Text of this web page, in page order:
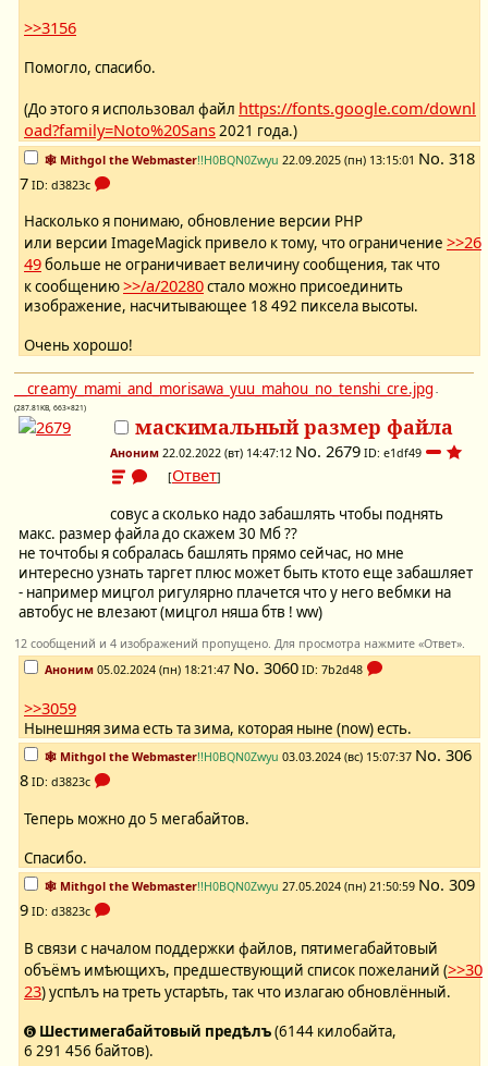
>>3156
Помогло, спасибо.
(До этого я использовал файл https://fonts.google.com/downl
oad?family=Noto%20Sans2021 года.)
🕸️ Mithgol the Webmaster!!H0BQN0Zwyu 22.09.2025 (пн) 13:15:01 No. 318
7 ID: d3823c
Насколько я понимаю, обновление версии PHP
или версии ImageMagick привело к тому, что ограничение >>26
49больше не ограничивает величину сообщения, так что
к сообщению>>/a/20280стало можно присоединить
изображение, насчитывающее 18 492 пиксела высоты.
Очень хорошо!
__creamy_mami_and_morisawa_yuu_mahou_no_tenshi_cre.jpg -
(287.81KB, 663×821)
маскимальный размер файла
Аноним 22.02.2022 (вт) 14:47:12 No. 2679 ID: e1df49
[Ответ]
совус а сколько надо забашлять чтобы поднять
макс. размер файла до скажем 30 Мб ??
не точтобы я собралась башлять прямо сейчас, но мне
интересно узнать таргет плюс может быть ктото еще забашляет
- например мицгол ригулярно плачется что у него вебмки на
автобус не влезают (мицгол няша бтв ! ww)
12 сообщений и 4 изображений пропущено. Для просмотра нажмите «Ответ».
Аноним 05.02.2024 (пн) 18:21:47 No. 3060 ID: 7b2d48
>>3059
Нынешняя зима есть та зима, которая ныне (now) есть.
🕸️ Mithgol the Webmaster!!H0BQN0Zwyu 03.03.2024 (вс) 15:07:37 No. 306
8 ID: d3823c
Теперь можно до 5 мегабайтов.
Спасибо.
🕸️ Mithgol the Webmaster!!H0BQN0Zwyu 27.05.2024 (пн) 21:50:59 No. 309
9 ID: d3823c
В связи с началом поддержки файлов, пятимегабайтовый
объёмъ имѣющихъ, предшествующий список пожеланий (>>30
23) успѣлъ на треть устарѣть, так что излагаю обновлённый.
➏ Шестимегабайтовый предѣлъ(6144 килобайта,
6 291 456 байтов).